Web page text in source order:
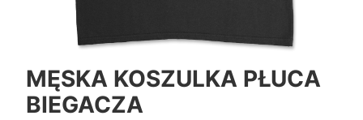
MĘSKA KOSZULKA PŁUCA
BIEGACZA